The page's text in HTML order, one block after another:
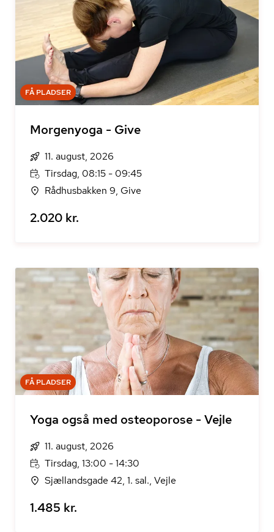
FÅ PLADSER
Morgenyoga - Give
11. august, 2026
Tirsdag, 08:15 - 09:45
Rådhusbakken 9, Give
2.020 kr.
FÅ PLADSER
Yoga også med osteoporose - Vejle
11. august, 2026
Tirsdag, 13:00 - 14:30
Sjællandsgade 42, 1. sal., Vejle
1.485 kr.